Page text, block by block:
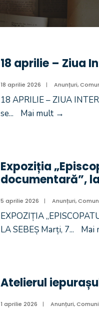
18 aprilie – Ziua
18 aprilie 2026 | Anunțuri,
18 APRILIE – ZIUA
se... Mai mult →
Expoziția
documentară”,
5 aprilie 2026 | Anunțuri,
EXPOZIȚIA
LA SEBEȘ Marți, 7... Mai
Atelierul
1 aprilie 2026 | Anunțuri,